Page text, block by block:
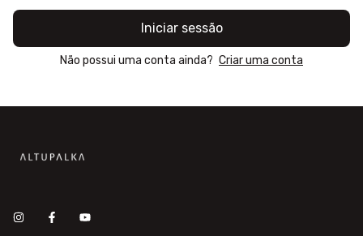
Iniciar sessão
Não possui uma conta ainda? Criar uma conta